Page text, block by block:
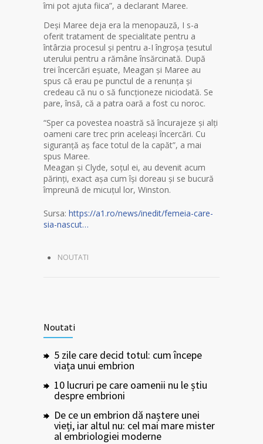
îmi pot ajuta fiica”, a declarant Maree.
Deși Maree deja era la menopauză, I s-a
oferit tratament de specialitate pentru a
întârzia procesul și pentru a-I îngroșa țesutul
uterului pentru a rămâne însărcinată. După
trei încercări eșuate, Meagan și Maree au
spus că erau pe punctul de a renunța și
credeau că nu o să funcționeze niciodată. Se
pare, însă, că a patra oară a fost cu noroc.
“Sper ca povestea noastră să încurajeze și alți
oameni care trec prin aceleași încercări. Cu
siguranță aș face totul de la capăt”, a mai
spus Maree.
Meagan și Clyde, soțul ei, au devenit acum
părinți, exact așa cum își doreau și se bucură
împreună de micuțul lor, Winston.
Sursa: https://a1.ro/news/inedit/femeia-care-
sia-nascut…
NOUTATI
Noutati
5 zile care decid totul: cum începe
viața unui embrion
10 lucruri pe care oamenii nu le știu
despre embrioni
De ce un embrion dă naștere unei
vieți, iar altul nu: cel mai mare mister
al embriologiei moderne